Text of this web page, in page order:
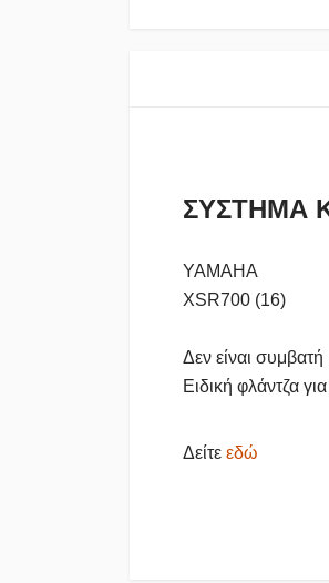
ΣΥΣΤΗΜΑ
YAMAHA
XSR700 (16)
Δεν είναι
Ειδική φλάντζα
Δείτε εδώ